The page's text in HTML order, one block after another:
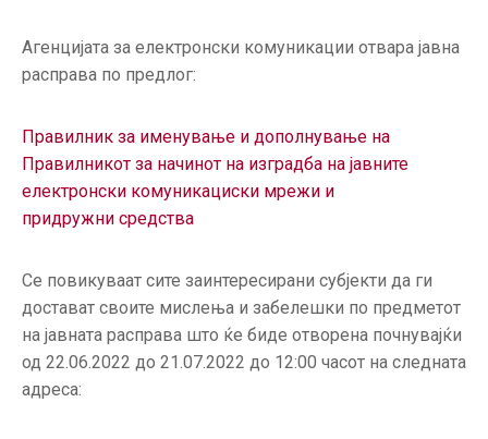
ЗА
КОРИСНИЦИ
ЈАВНИ
НАБАВКИ
Агенцијата за електронски комуникации отвара јавна
расправа по предлог:
Правилник за именување и дополнување на
Правилникот за начинот на изградба на јавните
електронски комуникациски мрежи и
придружни средства
Се повикуваат сите заинтересирани субјекти да ги
достават своите мислења и забелешки по предметот
на јавната расправа што ќе биде отворена почнувајќи
од 22.06.2022 до 21.07.2022 до 12:00 часот на следната
адреса: